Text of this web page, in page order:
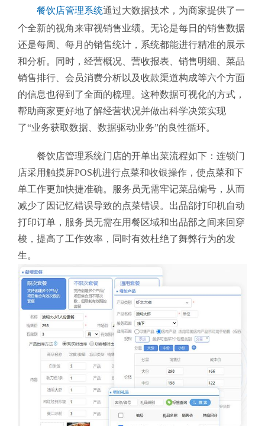
餐饮店管理系统通过大数据技术，为商家提供了一
个全新的视角来审视销售业绩。无论是每日的销售数据
还是每周、每月的销售统计，系统都能进行精准的展示
和分析。同时，经营概况、营收报表、销售明细、菜品
销售排行、会员消费分析以及收款渠道构成等六个方面
的信息也得到了全面的梳理。这种数据可视化的方式，
帮助商家更好地了解经营状况并做出科学决策实现
了“业务获取数据、数据驱动业务”的良性循环。
餐饮店管理系统门店的开单出菜流程如下：连锁门
店采用触摸屏POS机进行点菜和收银操作，使点菜和下
单工作更加快捷准确。服务员无需牢记菜品编号，从而
减少了因记忆错误导致的点菜错误。出品部打印机自动
打印订单，服务员无需在用餐区域和出品部之间来回穿
梭，提高了工作效率，同时有效杜绝了舞弊行为的发
生。